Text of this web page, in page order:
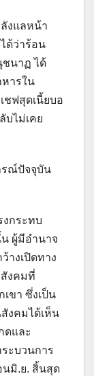
ลังแลหน้า
ด้ว่าร้อน
ชนาฏ ได้
หารใน
ชฟสุดเนี้ยบอ
บไม่เคย
งกระทบ
ผู้มีอำนาจ
างเปิดทาง
งคมที่
ขา ซึ่งเป็น
งคมได้เห็น
ดและ
ะบวนการ
นมิ.ย. สิ้นสุด